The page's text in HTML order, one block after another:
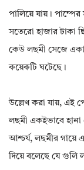
পালিয়ে যায়।
সতেরো হাজার টাকা
কেউ লছমী সেজে
কয়েকটি ঘটেছে।
উল্লেখ করা যায়, এই
লছমী একইভাবে
আশ্চর্য, লছমীর গায়ে
দিয়ে বলেছে যে গুলি